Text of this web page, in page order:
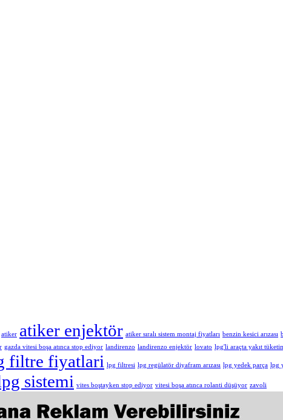
atiker atiker enjektör atiker sıralı sistem montaj fiyatları benzin kesici arızası
gazda vitesi boşa atınca stop ediyor landirenzo landirenzo enjektör lovato lpg'li araçta yakıt
filtre fiyatlari lpg filtresi lpg regülatör diyafram arızası lpg yedek parça lpg
sistemi vites boştayken stop ediyor vitesi boşa atınca rolanti düşüyor zavoli